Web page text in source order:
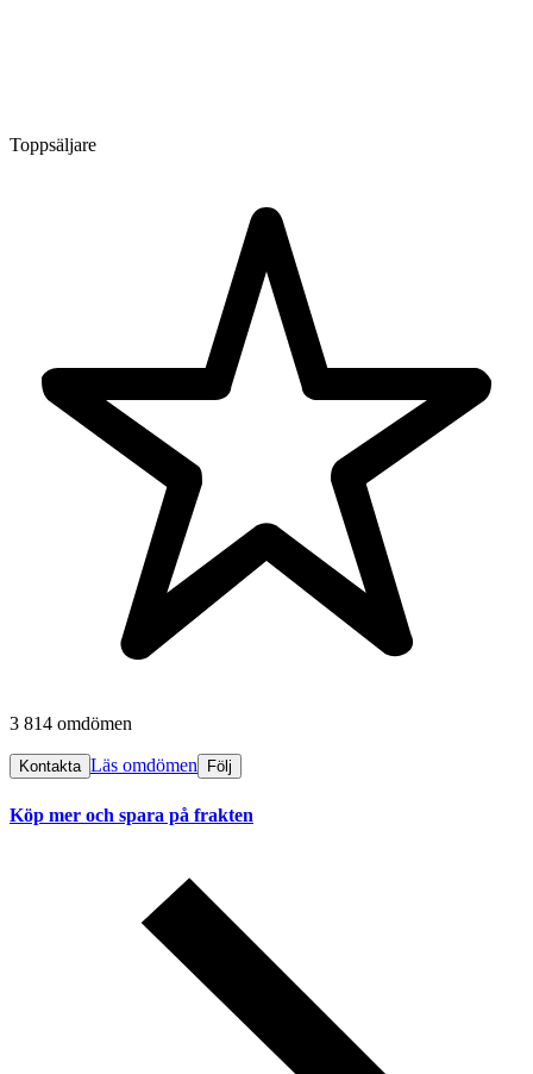
Toppsäljare
3 814 omdömen
Kontakta Läs omdömen Följ
Köp mer och spara på frakten